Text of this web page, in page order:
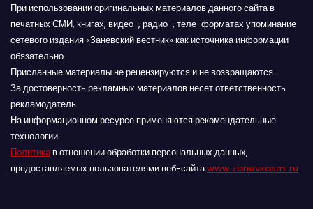
При использовании оригинальных материалов данного сайта в
печатных СМИ, книгах, видео-, радио-, теле-форматах упоминание
сетевого издания «Заневский вестник» как источника информации
обязательно.
Присланные материалы не рецензируются и не возвращаются.
За достоверность рекламных материалов несет ответственность
рекламодатель.
На информационном ресурсе применяются рекомендательные
технологии.
Политикав отношении обработки персональных данных,
предоставляемых пользователями веб-сайтаwww.zanevkasmi.ru